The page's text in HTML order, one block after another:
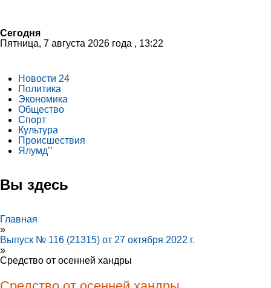
Сегодня
Пятница, 7 августа 2026 года , 13:22
Новости 24
Политика
Экономика
Общество
Спорт
Культура
Происшествия
Ялумд’’
Вы здесь
Главная
»
Выпуск № 116 (21315) от 27 октября 2022 г.
»
Средство от осенней хандры